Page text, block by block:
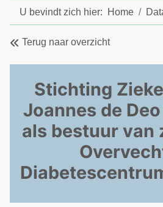
U bevindt zich hier: Home
Terug naar overzicht
Stichting
Joannes de
als bestuur van